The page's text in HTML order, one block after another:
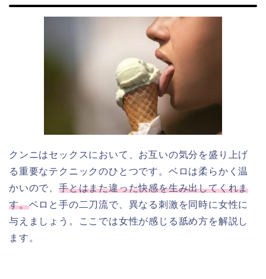
クンニはセックスにおいて、お互いの気分を盛り上げ
る重要なテクニックのひとつです。ベロは柔らかく温
かいので、 手とはまた違った快感を生み出してくれま
す。ベロと手の二刀流で、異なる刺激を同時に女性に
与えましょう。ここでは女性が感じる舐め方を解説し
ます。